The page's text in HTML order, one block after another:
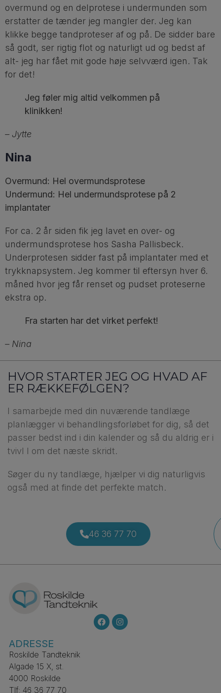
overmund og en delprotese i undermunden som
erstatter de tænder jeg mangler der. Jeg kan
klikke begge tandproteser af og på. De sidder bare
så godt, ser rigtig flot og naturligt ud og bedst af
alt- jeg har fået mit gode høje selvværd igen. Tak
for det!
Jeg føler mig altid velkommen på
klinikken!
– Jytte
Nina
Overmund: Hel overmundsprotese
Undermund: Hel undermundsprotese på 2
implantater
For ca. 2 år siden fik jeg lavet en over- og
undermundsprotese hos Sasha Pallisbeck.
Underprotesen sidder fast på implantater med et
trykknapsystem. Jeg kommer til eftersyn hver 6.
måned hvor jeg får renset og pudset proteserne
ekstra op.
Fra starten har det virket perfekt!
– Nina
HVOR STARTER JEG OG HVAD AF
ER RÆKKEFØLGEN?
I samarbejde med din nuværende tandlæge
planlægger vi behandlingsforløbet for dig, så det
passer bedst ind i din kalender og så du aldrig er i
tvivl l om det næste skridt.
Søger du ny tandlæge, hjælper vi dig naturligvis
også med at finde det perfekte match.
46 36 77 70
ADRESSE
Roskilde Tandteknik
Algade 15 X, st.
4000 Roskilde
Tlf: 46 36 77 70